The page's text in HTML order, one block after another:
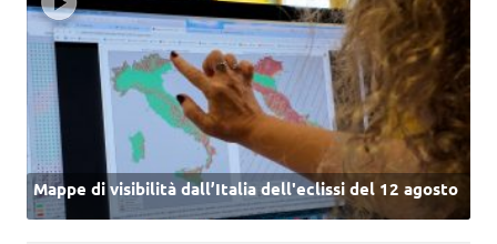
Mappe di visibilità dall’Italia dell'eclissi del 12 agosto